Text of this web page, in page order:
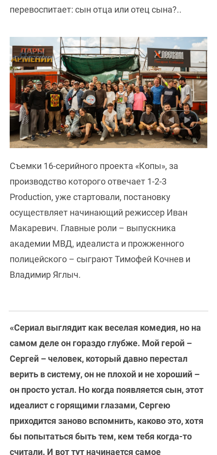
перевоспитает: сын отца или отец сына?..
Съемки 16-серийного проекта «Копы», за
производство которого отвечает 1-2-3
Production, уже стартовали, постановку
осуществляет начинающий режиссер Иван
Макаревич. Главные роли – выпускника
академии МВД, идеалиста и прожженного
полицейского – сыграют Тимофей Кочнев и
Владимир Яглыч.
«Сериал выглядит как веселая комедия, но на
самом деле он гораздо глубже. Мой герой –
Сергей – человек, который давно перестал
верить в систему, он не плохой и не хороший –
он просто устал. Но когда появляется сын, этот
идеалист с горящими глазами, Сергею
приходится заново вспомнить, каково это, хотя
бы попытаться быть тем, кем тебя когда-то
считали. И вот тут начинается самое